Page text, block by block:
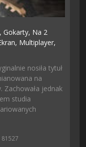
Gokarty, Na 2
Multiplayer,
nosiła tytuł
na
Zachowała jednak
studia